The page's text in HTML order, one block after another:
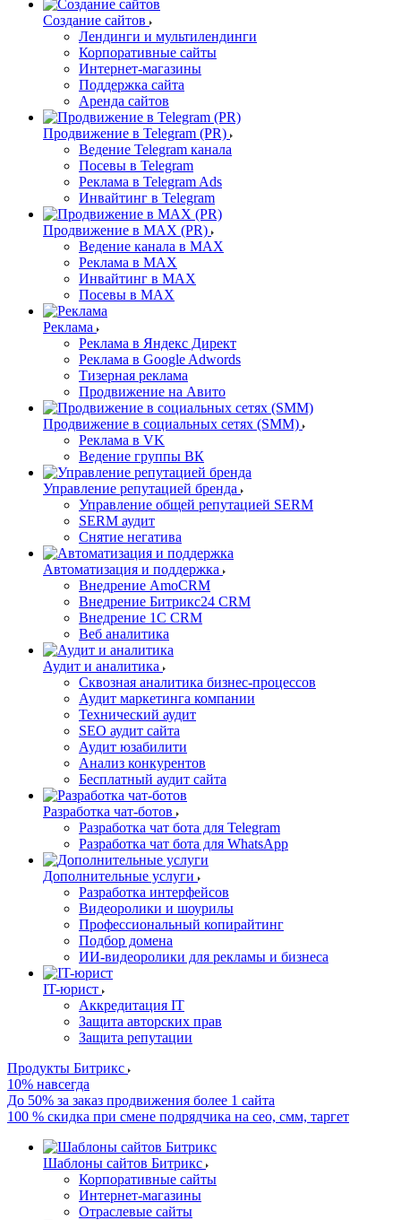
Создание сайтов
Лендинги и мультилендинги
Корпоративные сайты
Интернет-магазины
Поддержка сайта
Аренда сайтов
Продвижение в Telegram (PR)
Ведение Telegram канала
Посевы в Telegram
Реклама в Telegram Ads
Инвайтинг в Telegram
Продвижение в MAX (PR)
Ведение канала в MAX
Реклама в MAX
Инвайтинг в MAX
Посевы в MAX
Реклама
Реклама в Яндекс Директ
Реклама в Google Adwords
Тизерная реклама
Продвижение на Авито
Продвижение в социальных сетях (SMM)
Реклама в VK
Ведение группы ВК
Управление репутацией бренда
Управление общей репутацией SERM
SERM аудит
Снятие негатива
Автоматизация и поддержка
Внедрение AmoCRM
Внедрение Битрикс24 CRM
Внедрение 1C CRM
Веб аналитика
Аудит и аналитика
Сквозная аналитика бизнес-процессов
Аудит маркетинга компании
Технический аудит
SEO аудит сайта
Аудит юзабилити
Анализ конкурентов
Бесплатный аудит сайта
Разработка чат-ботов
Разработка чат бота для Telegram
Разработка чат бота для WhatsApp
Дополнительные услуги
Разработка интерфейсов
Видеоролики и шоурилы
Профессиональный копирайтинг
Подбор домена
ИИ-видеоролики для рекламы и бизнеса
IT-юрист
Аккредитация IT
Защита авторских прав
Защита репутации
Продукты Битрикс
10% навсегда
До 50% за заказ продвижения более 1 сайта
100 % скидка при смене подрядчика на сео, смм, таргет
Шаблоны сайтов Битрикс
Корпоративные сайты
Интернет-магазины
Отраслевые сайты